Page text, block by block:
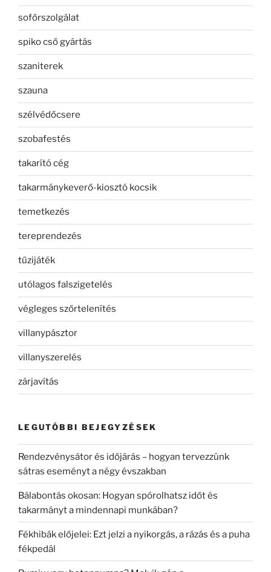
sofőrszolgálat
spiko cső gyártás
szaniterek
szauna
szélvédőcsere
szobafestés
takarító cég
takarmánykeverő-kiosztó kocsik
temetkezés
tereprendezés
tűzijáték
utólagos falszigetelés
végleges szőrtelenítés
villanypásztor
villanyszerelés
zárjavítás
LEGUTÓBBI BEJEGYZÉSEK
Rendezvénysátor és időjárás – hogyan tervezzünk
sátras eseményt a négy évszakban
Bálabontás okosan: Hogyan spórolhatsz időt és
takarmányt a mindennapi munkában?
Fékhibák előjelei: Ezt jelzi a nyikorgás, a rázás és a puha
fékpedál